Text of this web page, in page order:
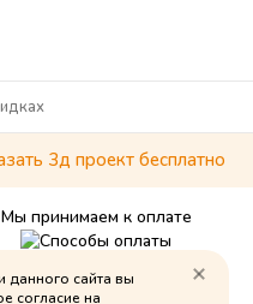
3д проект бесплатно
Мы принимаем к оплате
персональных данных
данного сайта вы
согласие на